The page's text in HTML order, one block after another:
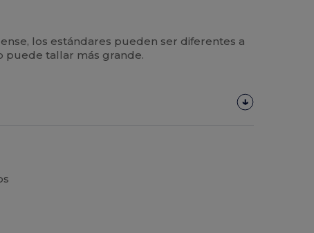
los estándares pueden ser diferentes a
puede tallar más grande.